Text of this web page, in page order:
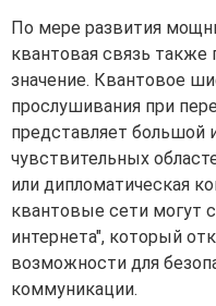
По мере развития
квантовая связь
значение. Квантовое
прослушивания при
представляет большой
чувствительных
или дипломатическая
квантовые сети могут
интернета", который
возможности для
коммуникации.